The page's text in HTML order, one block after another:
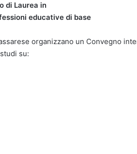
di Laurea in
educative di base
organizzano un Convegno
studi su: